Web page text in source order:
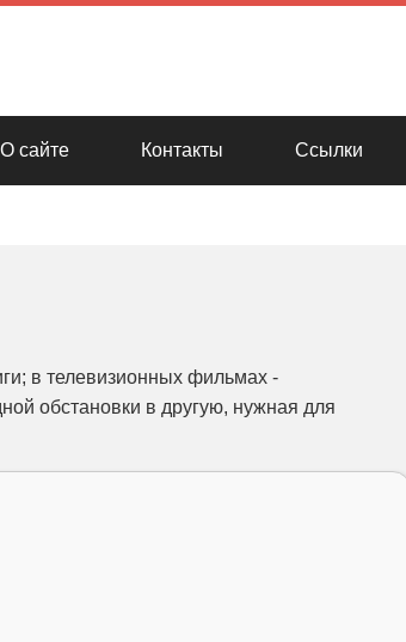
О сайте Контакты Ссылки
в телевизионных фильмах -
обстановки в другую, нужная для